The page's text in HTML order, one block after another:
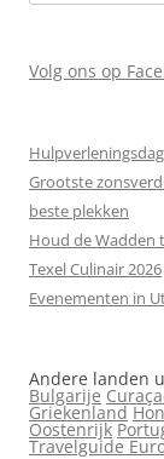
Volg ons op
Grootste
beste plekken
Houd de Wadden
Texel Culinair 2026
Evenementen in
Andere landen
Bulgarije
Griekenland
Oostenrijk
Travelguide